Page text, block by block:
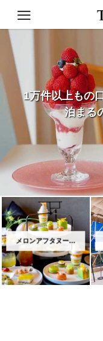
1万件以上もの
泊まる
メロンアフタヌーンティー